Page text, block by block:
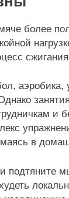
более
аэробика,
и
в
подтяните